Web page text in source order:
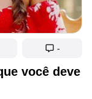
você deve
-